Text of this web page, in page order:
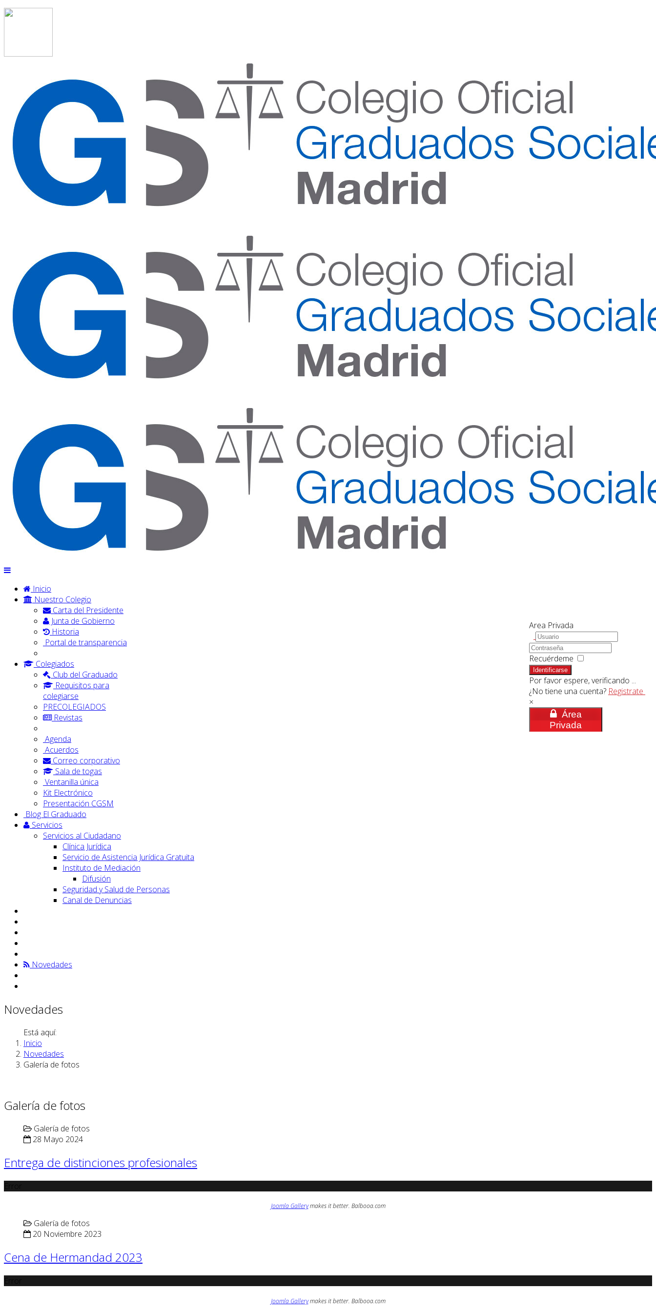
Area Privada
Recuérdeme
Identificarse
Por favor espere, verificando ...
¿No tiene una cuenta? Registrate
×
Área
Privada
Inicio
Nuestro Colegio
Carta del Presidente
Junta de Gobierno
Historia
Portal de transparencia
Colegiados
Club del Graduado
Requisitos para
colegiarse
PRECOLEGIADOS
Revistas
Agenda
Acuerdos
Correo corporativo
Sala de togas
Ventanilla única
Kit Electrónico
Presentación CGSM
Blog El Graduado
Servicios
Servicios al Ciudadano
Clínica Jurídica
Servicio de Asistencia Jurídica Gratuita
Instituto de Mediación
Difusión
Seguridad y Salud de Personas
Canal de Denuncias
Novedades
Novedades
Está aquí:
Inicio
Novedades
Galería de fotos
Galería de fotos
Galería de fotos
28 Mayo 2024
Entrega de distinciones profesionales
Joomla Gallerymakes it better. Balbooa.com
Galería de fotos
20 Noviembre 2023
Cena de Hermandad 2023
Joomla Gallerymakes it better. Balbooa.com